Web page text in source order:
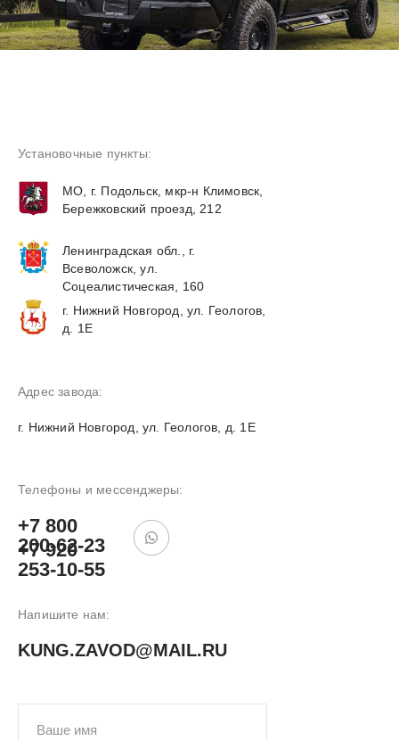
МО, г. Подольск, мкр-н Климовск,
Бережковский проезд, 212
Ленинградская обл., г.
Всеволожск, ул.
Соцеалистическая, 160
г. Нижний Новгород, ул. Геологов,
д. 1Е
г. Нижний Новгород, ул. Геологов, д. 1Е
Установочные пункты:
Телефоны и мессенджеры:
+7 800
200-62-23
+7 920
253-10-55
Напишите нам:
KUNG.ZAVOD@MAIL.RU
Адрес завода:
КУНГ